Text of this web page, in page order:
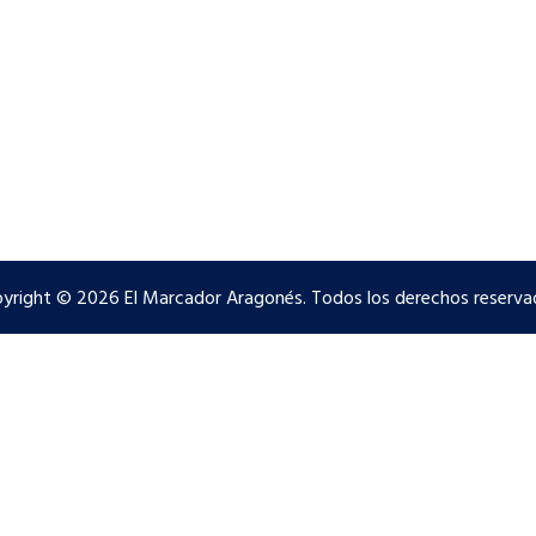
© 2026 El Marcador Aragonés. Todos los derechos